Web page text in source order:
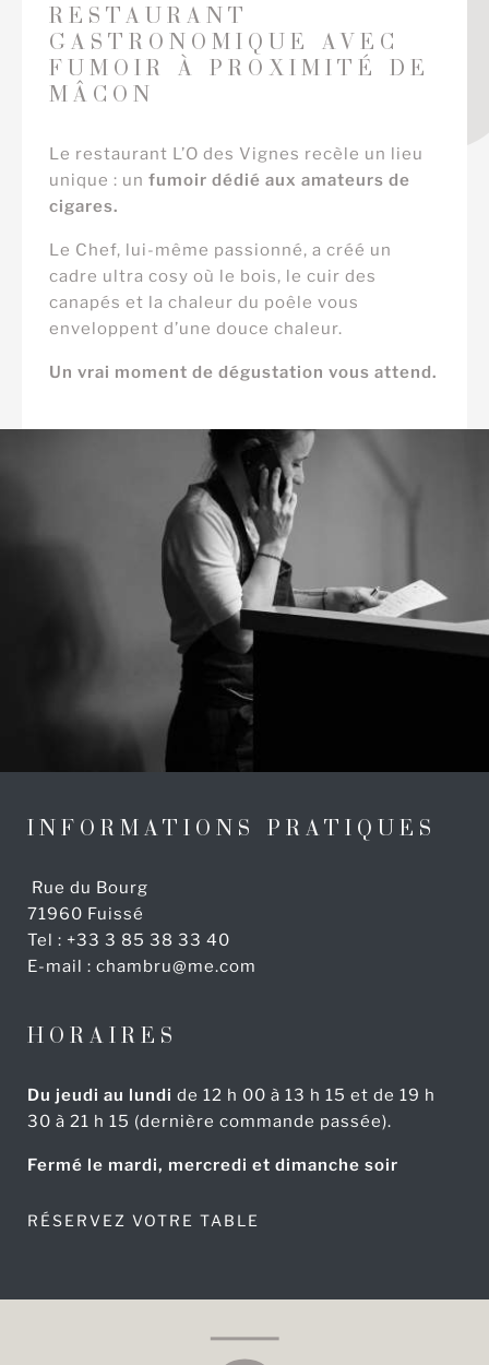
RESTAURANT
GASTRONOMIQUE AVEC
FUMOIR À PROXIMITÉ DE
MÂCON
Le restaurant L’O des Vignes recèle un lieu
unique : un fumoir dédié aux amateurs de
cigares.
Le Chef, lui-même passionné, a créé un
cadre ultra cosy où le bois, le cuir des
canapés et la chaleur du poêle vous
enveloppent d’une douce chaleur.
Un vrai moment de dégustation vous attend.
INFORMATIONS PRATIQUES
Rue du Bourg
71960 Fuissé
Tel : +33 3 85 38 33 40
E-mail : chambru@me.com
HORAIRES
Du jeudi au lundi de 12 h 00 à 13 h 15 et de 19 h
30 à 21 h 15 (dernière commande passée).
Fermé le mardi, mercredi et dimanche soir
RÉSERVEZ VOTRE TABLE